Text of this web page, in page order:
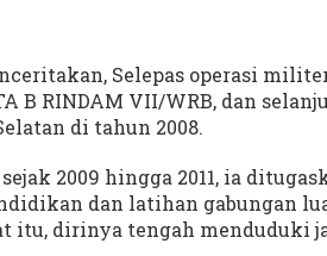
Selepas operasi
B RINDAM VII/WRB, dan
di tahun 2008.
2009 hingga 2011, ia
dan latihan gabungan
itu, dirinya tengah menduduki